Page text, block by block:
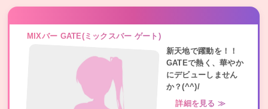
MIXバー GATE(ミックスバー ゲート)
新天地で躍動を！！
GATEで熱く、華やか
にデビューしません
か？(^^)/
詳細を見る ≫